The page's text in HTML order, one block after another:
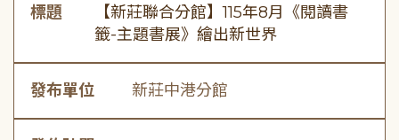
標題
【新莊聯合分館】115年8月《閱讀書
籤-主題書展》繪出新世界
發布單位 新莊中港分館